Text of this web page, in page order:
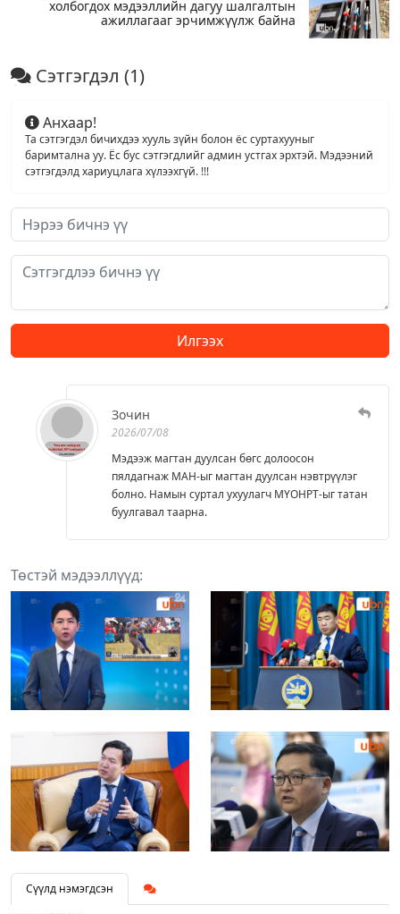
холбогдох мэдээллийн дагуу шалгалтын
ажиллагааг эрчимжүүлж байна
Сэтгэгдэл (1)
Анхаар!
Та сэтгэгдэл бичихдээ хууль зүйн болон ёс суртахууныг
баримтална уу. Ёс бус сэтгэгдлийг админ устгах эрхтэй. Мэдээний
сэтгэгдэлд хариуцлага хүлээхгүй. !!!
Илгээх
Зочин
2026/07/08
Мэдээж магтан дуулсан бөгс долоосон
пялдагнаж МАН-ыг магтан дуулсан нэвтрүүлэг
болно. Намын суртал ухуулагч МҮОНРТ-ыг татан
буулгавал таарна.
Төстэй мэдээллүүд:
Сүүлд нэмэгдсэн